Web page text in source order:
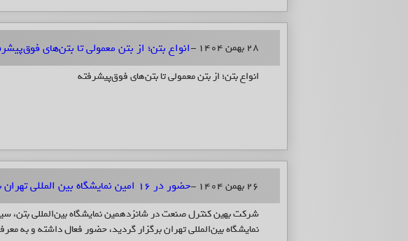
28 بهمن 1404 - انواع بتن؛ از بتن معمولی تا بتن‌های
انواع بتن؛ از بتن معمولی تا بتن‌های فوق‌پیشرفته
26 بهمن 1404 - حضور در 16 امین نمایشگاه بین المللی تهران سال 1404
نمایشگاه بین‌المللی تهران برگزار گردید، حضور فعال داشته و به